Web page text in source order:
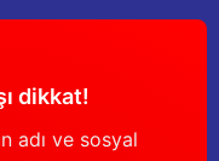
dikkat!
adı ve sosyal